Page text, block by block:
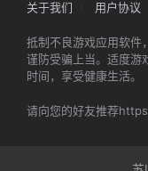
关于我们 用户协议
抵制不良游戏应用软件
谨防受骗上当。适度游
时间，享受健康生活。
请向您的好友推荐